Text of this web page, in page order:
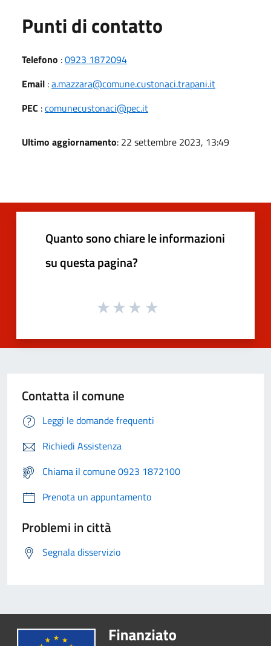
Punti di contatto
Telefono :0923 1872094
Email :a.mazzara@comune.custonaci.trapani.it
PEC :comunecustonaci@pec.it
Ultimo aggiornamento: 22 settembre 2023, 13:49
Quanto sono chiare le informazioni
su questa pagina?
Contatta il comune
Leggi le domande frequenti
Richiedi Assistenza
Chiama il comune 0923 1872100
Prenota un appuntamento
Problemi in città
Segnala disservizio